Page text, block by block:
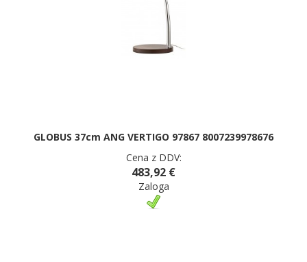
GLOBUS 37cm ANG VERTIGO 97867 8007239978676
Cena z DDV:
483,92 €
Zaloga